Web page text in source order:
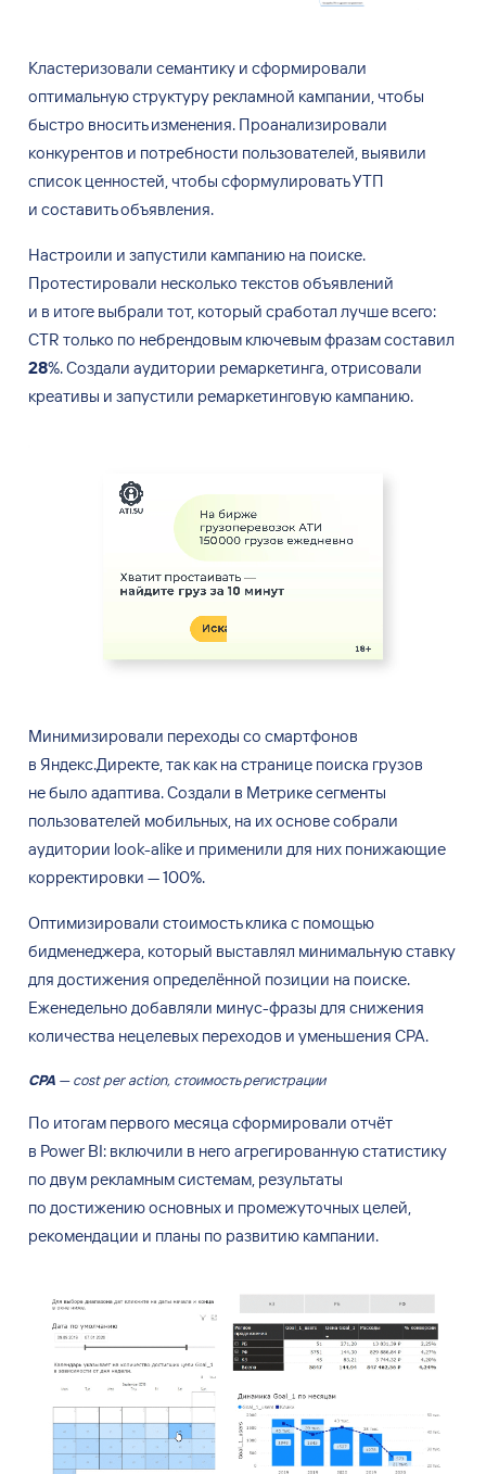
Кластеризовали семантику и сформировали
оптимальную структуру рекламной кампании, чтобы
быстро вносить изменения. Проанализировали
конкурентов и потребности пользователей, выявили
список ценностей, чтобы сформулировать УТП
и составить объявления.
Настроили и запустили кампанию на поиске.
Протестировали несколько текстов объявлений
и в итоге выбрали тот, который сработал лучше всего:
CTR только по небрендовым ключевым фразам составил
28%. Создали аудитории ремаркетинга, отрисовали
креативы и запустили ремаркетинговую кампанию.
Минимизировали переходы со смартфонов
в Яндекс.Директе, так как на странице поиска грузов
небыло адаптива. Создали в Метрике сегменты
пользователей мобильных, на ихоснове собрали
аудитории look-alike и применили для них понижающие
корректировки —100%.
Оптимизировали стоимость клика с помощью
бидменеджера, который выставлял минимальную ставку
для достижения определённой позиции на поиске.
Еженедельно добавляли минус-фразы для снижения
количества нецелевых переходов и уменьшения CPA.
CPA— cost per action, стоимость регистрации
По итогам первого месяца сформировали отчёт
в Power BI: включили в него агрегированную статистику
по двум рекламным системам, результаты
по достижению основных и промежуточных целей,
рекомендации и планы по развитию кампании.